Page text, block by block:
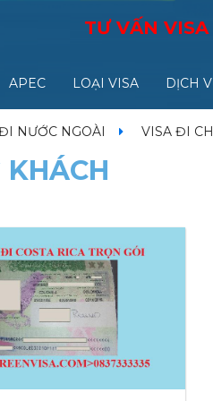
TƯ VẤN
APEC LOẠI VISA DỊCH
NƯỚC NGOÀI VISA ĐI